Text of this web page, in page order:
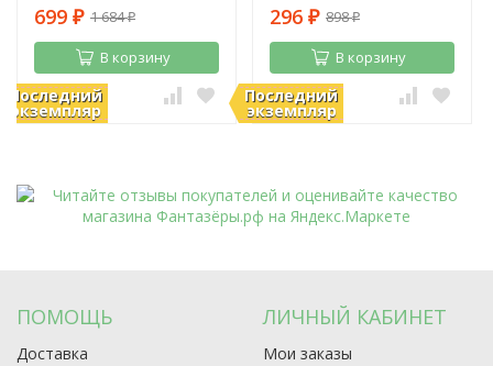
Последний
экземпляр
699 ₽ 1 684₽
В корзину
В наличии Последний
экземпляр
296 ₽ 898₽
В корзину
В наличии
ПОМОЩЬ
Доставка
ЛИЧНЫЙ КАБИНЕТ
Мои заказы